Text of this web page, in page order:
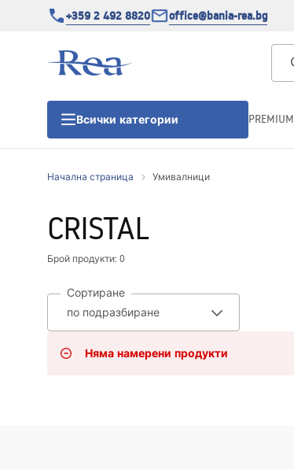
+359 2 492 8820 office@bania-rea.bg
Всички категории
Душ кабини
PREMIUM
Начална страница Умивалници
CRISTAL
Брой продукти: 0
Сортиране
Няма намерени продукти